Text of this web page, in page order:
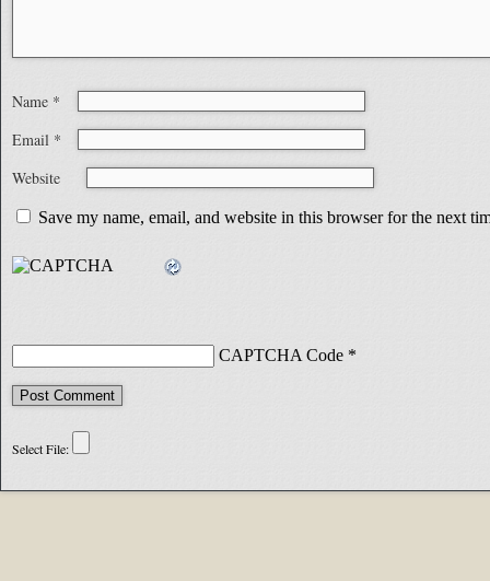
Name *
Email *
Website
Save my name, email, and website in this browser for the next
CAPTCHA Code *